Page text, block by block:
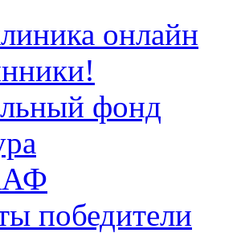
онлайн
фонд
победители